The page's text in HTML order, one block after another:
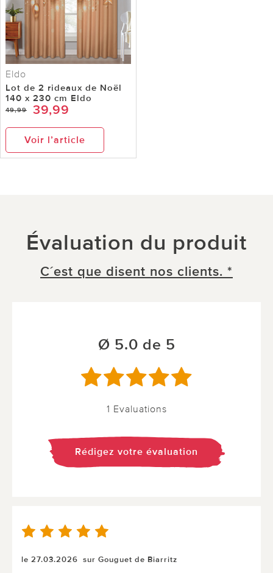
Eldo
Lot de 2 rideaux de Noël
140 x 230 cm Eldo
49,99 39,99
Voir l’article
Évaluation du produit
C´est que disent nos clients. *
Ø 5.0 de 5
1 Evaluations
Rédigez votre évaluation
le 27.03.2026 sur Gouguet de Biarritz